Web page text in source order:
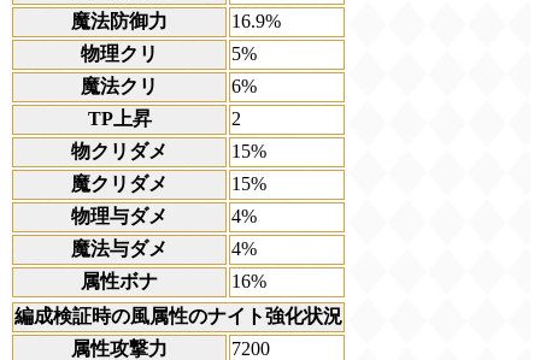
魔法防御力
16.9%
物理クリ
5%
魔法クリ
6%
TP上昇
2
物クリダメ
15%
魔クリダメ
15%
物理与ダメ
4%
魔法与ダメ
4%
属性ボナ
16%
編成検証時の風属性のナイト強化状況
属性攻撃力
7200